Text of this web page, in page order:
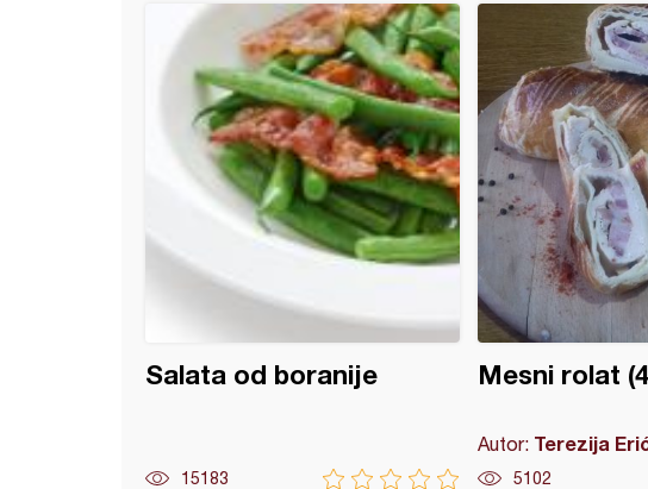
Salata od boranije
15183
Mesni rolat
Autor: Terezija
5102